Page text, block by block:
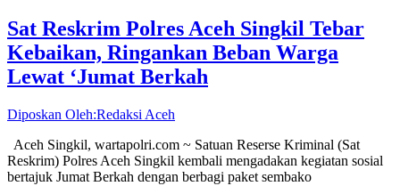
Sat Reskrim Polres Aceh Singkil Tebar
Kebaikan, Ringankan Beban Warga
Lewat ‘Jumat Berkah
Diposkan Oleh:Redaksi Aceh
Aceh Singkil, wartapolri.com ~ Satuan Reserse Kriminal (Sat
Reskrim) Polres Aceh Singkil kembali mengadakan kegiatan sosial
bertajuk Jumat Berkah dengan berbagi paket sembako